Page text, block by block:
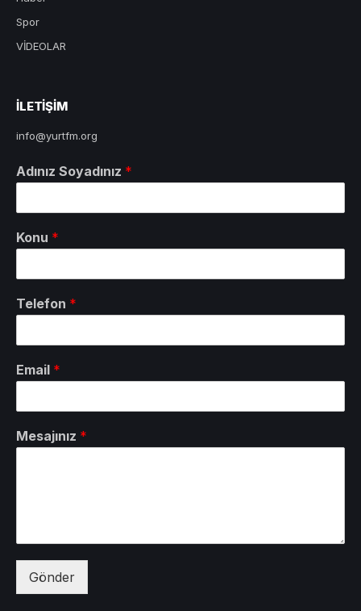
Spor
VİDEOLAR
ILETIŞIM
info@yurtfm.org
Adınız Soyadınız *
Konu *
Telefon *
Email *
Mesajınız *
Gönder